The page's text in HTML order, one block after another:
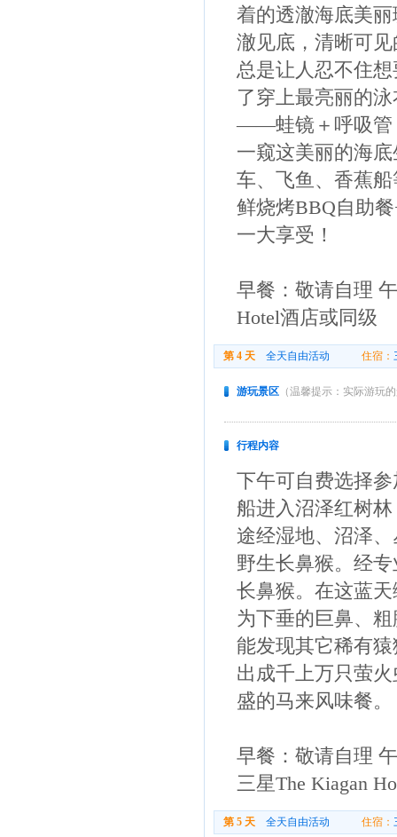
着的透澈海底美
澈见底，清晰可
总是让人忍不住
了穿上最亮丽的
——蛙镜＋呼吸管
一窥这美丽的海
车、飞鱼、香蕉
鲜烧烤BBQ自助
一大享受！
早餐：敬请自理
Hotel酒店或同级
第 4 天 全天自由活动 住宿：
游玩景区 （温馨提示：实际游玩
行程内容
下午可自费选择
船进入沼泽红树
途经湿地、沼泽
野生长鼻猴。经
长鼻猴。在这蓝
为下垂的巨鼻、
能发现其它稀有
出成千上万只萤
盛的马来风味餐。
早餐：敬请自理
三星The Kiagan
第 5 天 全天自由活动 住宿：